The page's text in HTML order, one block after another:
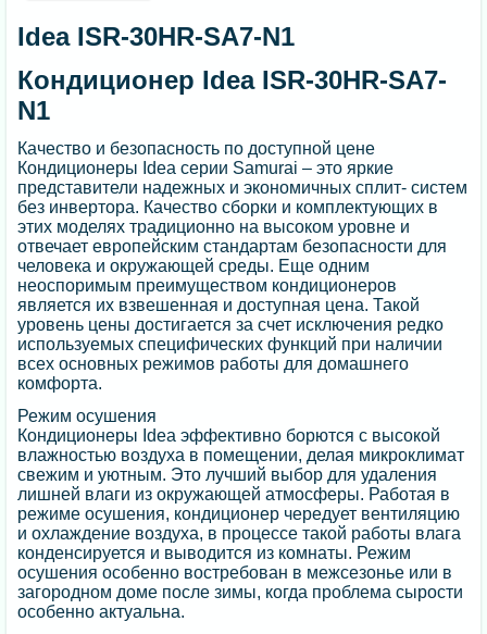
Idea ISR-30HR-SA7-N1
Кондиционер Idea ISR-30HR-SA7-
N1
Качество и безопасность по доступной цене
Кондиционеры Idea серии Samurai – это яркие
представители надежных и экономичных сплит- систем
без инвертора. Качество сборки и комплектующих в
этих моделях традиционно на высоком уровне и
отвечает европейским стандартам безопасности для
человека и окружающей среды. Еще одним
неоспоримым преимуществом кондиционеров
является их взвешенная и доступная цена. Такой
уровень цены достигается за счет исключения редко
используемых специфических функций при наличии
всех основных режимов работы для домашнего
комфорта.
Режим осушения
Кондиционеры Idea эффективно борются с высокой
влажностью воздуха в помещении, делая микроклимат
свежим и уютным. Это лучший выбор для удаления
лишней влаги из окружающей атмосферы. Работая в
режиме осушения, кондиционер чередует вентиляцию
и охлаждение воздуха, в процессе такой работы влага
конденсируется и выводится из комнаты. Режим
осушения особенно востребован в межсезонье или в
загородном доме после зимы, когда проблема сырости
особенно актуальна.